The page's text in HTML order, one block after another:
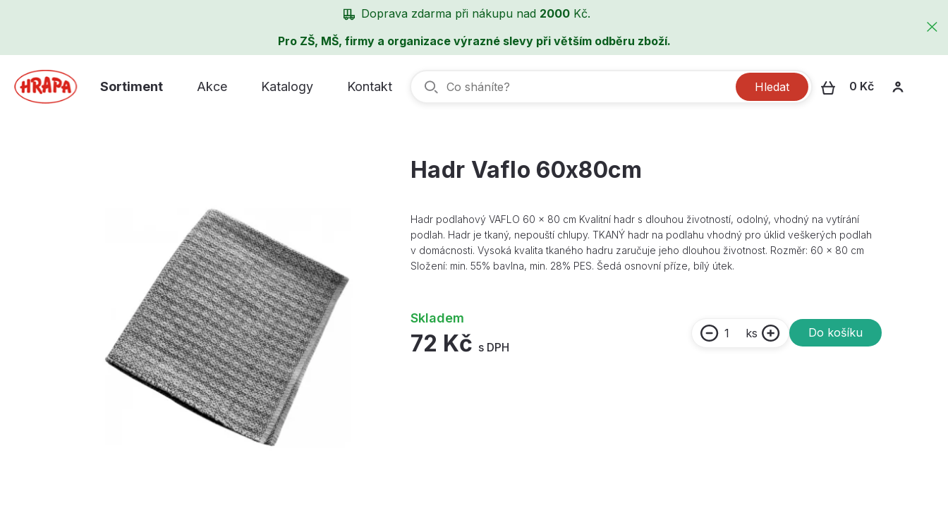
Doprava zdarma při nákupu nad 2000 Kč.
Pro ZŠ, MŠ, firmy a organizace výrazné slevy při větším odběru zboží.
Sortiment Akce Katalogy Kontakt Hledat 0 Kč
Hadr Vaflo 60x80cm
Hadr podlahový VAFLO 60 x 80 cm Kvalitní hadr s dlouhou životností, odolný, vhodný na vytírání
podlah. Hadr je tkaný, nepouští chlupy. TKANÝ hadr na podlahu vhodný pro úklid veškerých podlah
v domácnosti. Vysoká kvalita tkaného hadru zaručuje jeho dlouhou životnost. Rozměr: 60 x 80 cm
Složení: min. 55% bavlna, min. 28% PES. Šedá osnovní příze, bílý útek.
Skladem
72 Kč s DPH
ks Do košíku